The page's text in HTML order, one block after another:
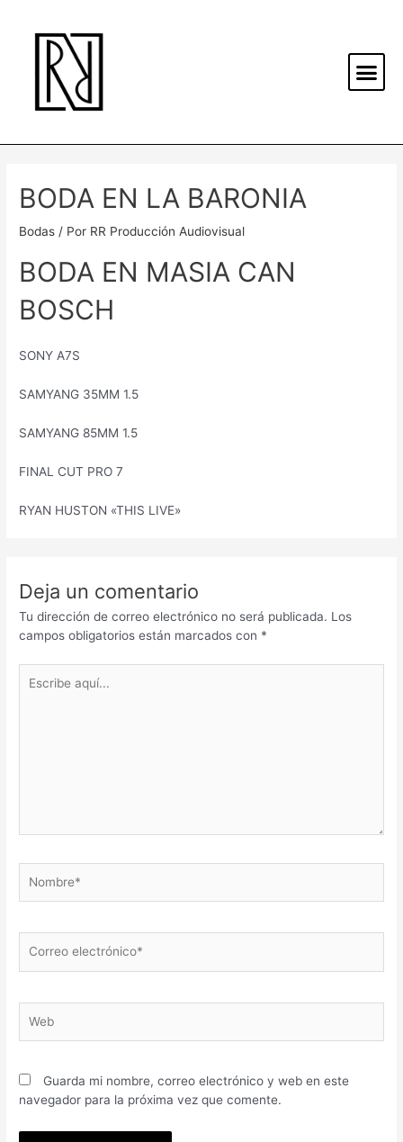
BODA EN LA BARONIA
Bodas / Por RR Producción Audiovisual
BODA EN MASIA CAN
BOSCH
SONY A7S
SAMYANG 35MM 1.5
SAMYANG 85MM 1.5
FINAL CUT PRO 7
RYAN HUSTON «THIS LIVE»
Deja un comentario
Tu dirección de correo electrónico no será publicada. Los
campos obligatorios están marcados con *
Guarda mi nombre, correo electrónico y web en este
navegador para la próxima vez que comente.